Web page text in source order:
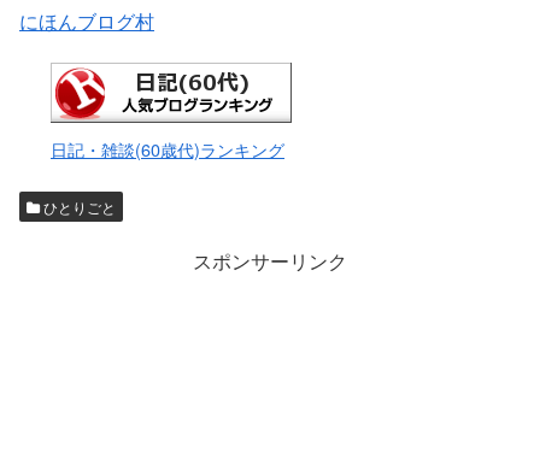
にほんブログ村
日記・雑談(60歳代)ランキング
ひとりごと
スポンサーリンク